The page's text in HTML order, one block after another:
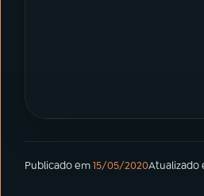
Publicado em15/05/2020Atualizado